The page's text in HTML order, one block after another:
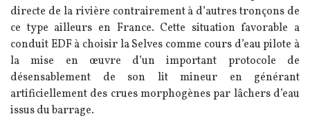
directe de la rivière contrairement à d’autres tronçons de
ce type ailleurs en France. Cette situation favorable a
conduit EDF à choisir la Selves comme cours d’eau pilote à
la mise en œuvre d’un important protocole de
désensablement de son lit mineur en générant
artificiellement des crues morphogènes par lâchers d’eau
issus du barrage.